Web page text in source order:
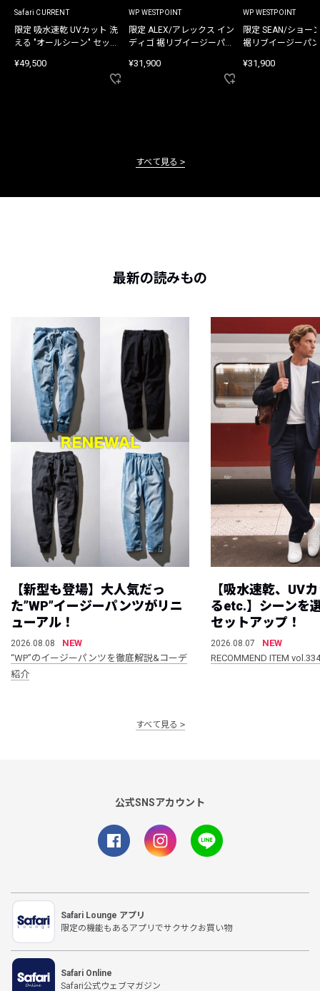
Safari CURRENT
限定 吸水速乾 UVカット 洗
える "オールシーン" セット
¥49,500
WP WESTPOINT
限定 ALEX/アレックス イン
ディゴ 裾リブイージーパン
¥31,900
WP WESTPOINT
限定 SEAN/ショー
裾リブイージーパ
¥31,900
すべて見る
最新の読みもの
【新型も登場】大人気だっ
た”WP”イージーパンツがリニ
ューアル！
2026.08.08
NEW
“WP”のイージーパンツを徹底解説&コーデ
紹介
【吸水速乾、UV
るetc.】シーンを
セットアップ！
2026.08.07
NEW
RECOMMEND ITEM vol.334
すべて見る
公式SNSアカウント
Safari Lounge アプリ
限定の機能もあるアプリでサクサクお買い物
Safari Online
Safari公式ウェブマガジン